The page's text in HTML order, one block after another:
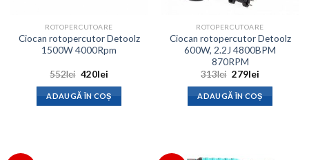
ROTOPERCUTOARE
Ciocan rotopercutor Detoolz
1500W 4000Rpm
552lei Prețul
a
fost:
552lei.
420leiPrețul
este:
420lei.
ADAUGĂ ÎN COȘ
ROTOPERCUTOARE
Ciocan rotopercutor Detoolz
600W, 2.2J 4800BPM
870RPM
313lei Prețul
a
fost:
313lei.
279leiPrețul
este:
279lei.
ADAUGĂ ÎN COȘ